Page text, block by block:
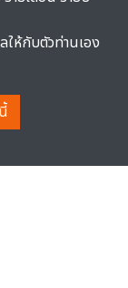
ให้กับตัวท่านเอง